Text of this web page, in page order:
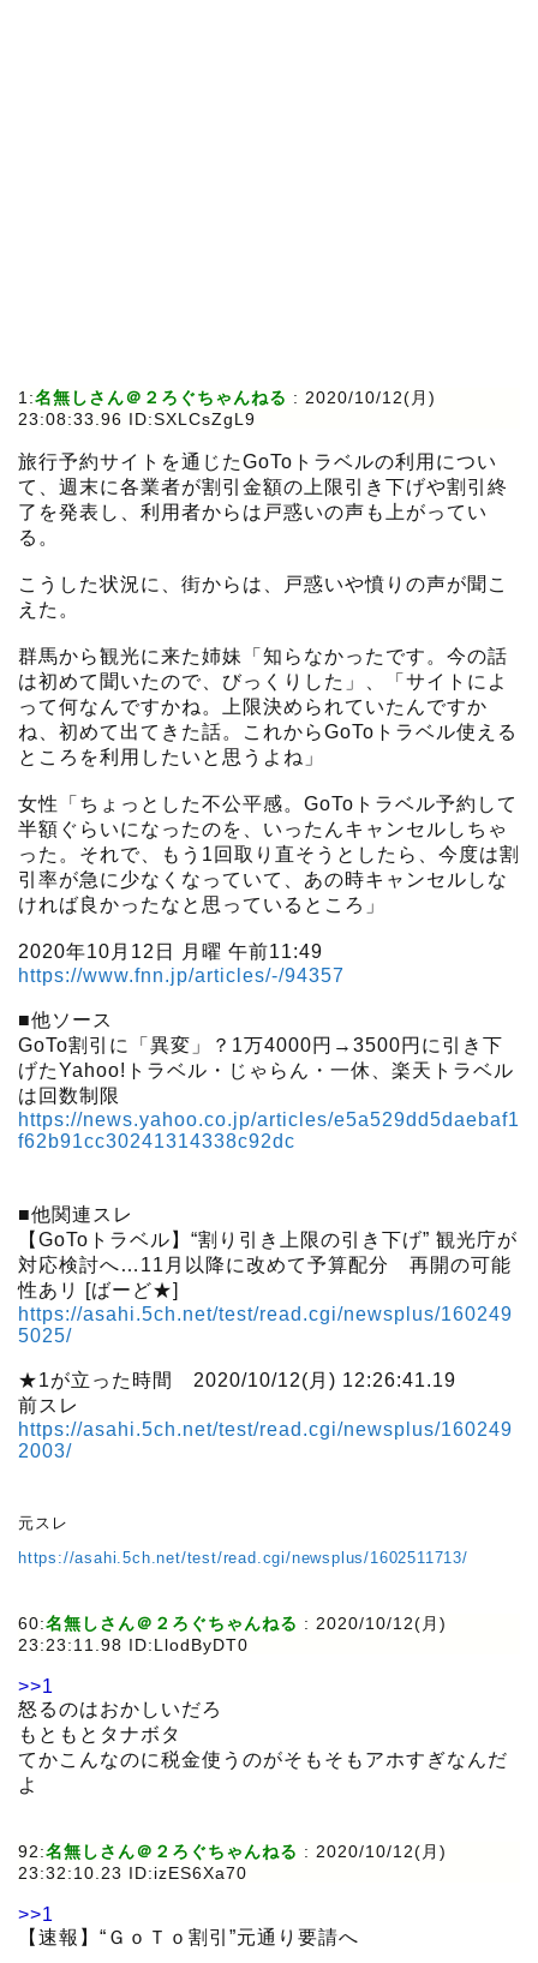
1:名無しさん＠２ろぐちゃんねる : 2020/10/12(月)
23:08:33.96 ID:SXLCsZgL9
旅行予約サイトを通じたGoToトラベルの利用につい
て、週末に各業者が割引金額の上限引き下げや割引終
了を発表し、利用者からは戸惑いの声も上がってい
る。
こうした状況に、街からは、戸惑いや憤りの声が聞こ
えた。
群馬から観光に来た姉妹「知らなかったです。今の話
は初めて聞いたので、びっくりした」、「サイトによ
って何なんですかね。上限決められていたんですか
ね、初めて出てきた話。これからGoToトラベル使える
ところを利用したいと思うよね」
女性「ちょっとした不公平感。GoToトラベル予約して
半額ぐらいになったのを、いったんキャンセルしちゃ
った。それで、もう1回取り直そうとしたら、今度は割
引率が急に少なくなっていて、あの時キャンセルしな
ければ良かったなと思っているところ」
2020年10月12日 月曜 午前11:49
https://www.fnn.jp/articles/-/94357
■他ソース
GoTo割引に「異変」？1万4000円→3500円に引き下
げたYahoo!トラベル・じゃらん・一休、楽天トラベル
は回数制限
https://news.yahoo.co.jp/articles/e5a529dd5daebaf1
f62b91cc30241314338c92dc
■他関連スレ
【GoToトラベル】“割り引き上限の引き下げ” 観光庁が
対応検討へ…11月以降に改めて予算配分 再開の可能
性あリ [ばーど★]
https://asahi.5ch.net/test/read.cgi/newsplus/160249
5025/
★1が立った時間 2020/10/12(月) 12:26:41.19
前スレ
https://asahi.5ch.net/test/read.cgi/newsplus/160249
2003/
元スレ
https://asahi.5ch.net/test/read.cgi/newsplus/1602511713/
60:名無しさん＠２ろぐちゃんねる : 2020/10/12(月)
23:23:11.98 ID:LlodByDT0
>>1
怒るのはおかしいだろ
もともとタナボタ
てかこんなのに税金使うのがそもそもアホすぎなんだ
よ
92:名無しさん＠２ろぐちゃんねる : 2020/10/12(月)
23:32:10.23 ID:izES6Xa70
>>1
【速報】“ＧｏＴｏ割引”元通り要請へ